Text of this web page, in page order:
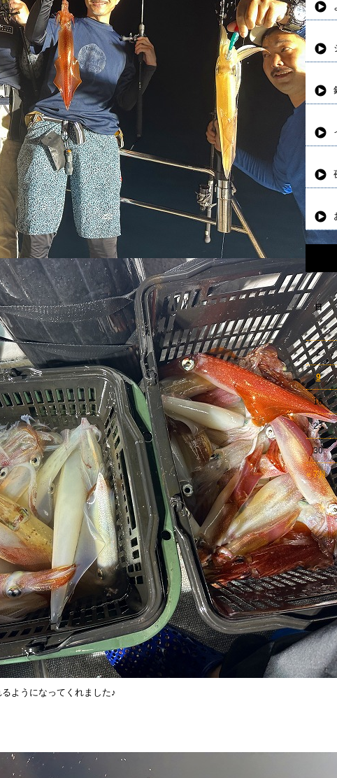
ようになってくれました♪
日
« 7月
2
9
16
23
30